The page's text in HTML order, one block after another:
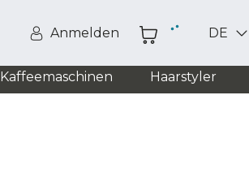
Anmelden DE
Kaffeemaschinen Haarstyler